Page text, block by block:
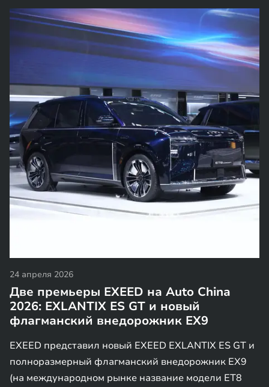
24 апреля 2026
Две премьеры EXEED на Auto China
2026: EXLANTIX ES GT и новый
флагманский внедорожник EX9
EXEED представил новый EXEED EXLANTIX ES GT и
полноразмерный флагманский внедорожник EX9
(на международном рынке название модели ET8